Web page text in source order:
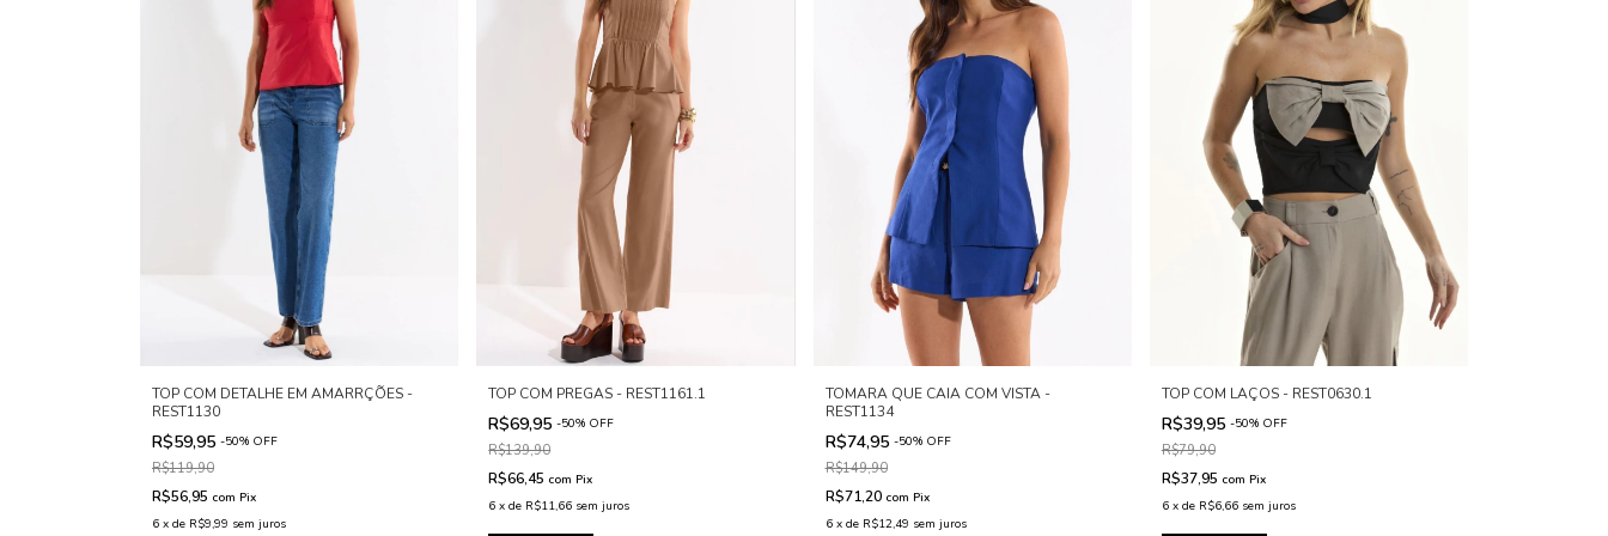
TOP COM DETALHE EM AMARRÇÕES -
REST1130
R$59,95 -50% OFF
R$119,90
R$56,95 com Pix
6 x de R$9,99 sem juros
TOP COM PREGAS - REST1161.1
R$69,95-50% OFF
R$139,90
R$66,45 com Pix
6 xde R$11,66 sem juros
TOMARA QUE CAIA COM VISTA -
REST1134
R$74,95 -50% OFF
R$149,90
R$71,20 com Pix
6 x de R$12,49 sem juros
TOP COM LAÇOS - REST0630.1
R$39,95 -50% OFF
R$79,90
R$37,95 com Pix
6 x de R$6,66 sem juros